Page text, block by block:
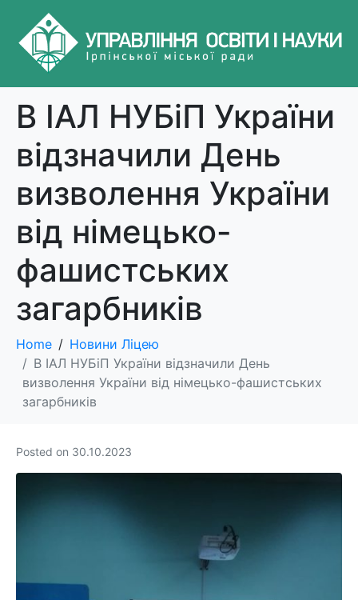
В ІАЛ НУБіП України
відзначили День
визволення України
від німецько-
фашистських
загарбників
Home
Новини Ліцею
В ІАЛ НУБіП України відзначили День
визволення України від німецько-фашистських
загарбників
Posted on 30.10.2023